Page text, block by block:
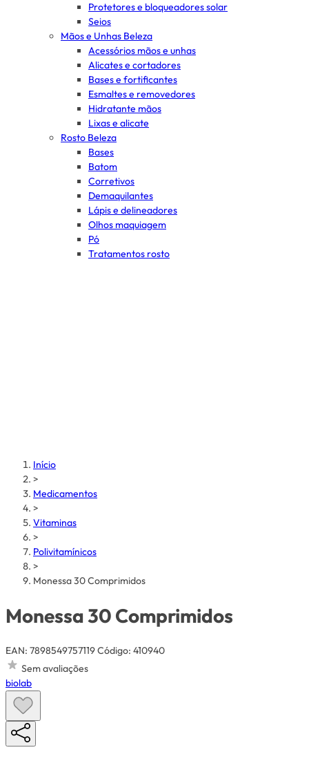
Protetores e bloqueadores solar
Seios
Mãos e Unhas Beleza
Acessórios mãos e unhas
Alicates e cortadores
Bases e fortificantes
Esmaltes e removedores
Hidratante mãos
Lixas e alicate
Rosto Beleza
Bases
Batom
Corretivos
Demaquilantes
Lápis e delineadores
Olhos maquiagem
Pó
Tratamentos rosto
Início
>
Medicamentos
>
Vitaminas
>
Polivitamínicos
>
Monessa 30 Comprimidos
Monessa 30 Comprimidos
EAN: 7898549757119Código: 410940
Sem avaliações
biolab